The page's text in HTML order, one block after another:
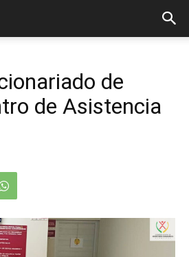
de
de Asistencia